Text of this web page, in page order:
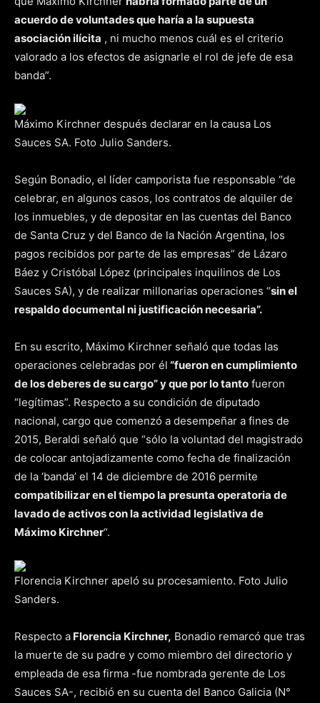
acuerdo de voluntades que haría a la supuesta
asociación ilícita , ni mucho menos cuál es el criterio
valorado a los efectos de asignarle el rol de jefe de esa
banda”.
Máximo Kirchner después declarar en la causa Los
Sauces SA. Foto Julio Sanders.
Según Bonadio, el líder camporista fue responsable “de
celebrar, en algunos casos, los contratos de alquiler de
los inmuebles, y de depositar en las cuentas del Banco
de Santa Cruz y del Banco de la Nación Argentina, los
pagos recibidos por parte de las empresas” de Lázaro
Báez y Cristóbal López (principales inquilinos de Los
Sauces SA), y de realizar millonarias operaciones “sin el
respaldo documental ni justificación necesaria”.
En su escrito, Máximo Kirchner señaló que todas las
operaciones celebradas por él “fueron en cumplimiento
de los deberes de su cargo” y que por lo tanto fueron
“legítimas”. Respecto a su condición de diputado
nacional, cargo que comenzó a desempeñar a fines de
2015, Beraldi señaló que “sólo la voluntad del magistrado
de colocar antojadizamente como fecha de finalización
de la ‘banda’ el 14 de diciembre de 2016 permite
compatibilizar en el tiempo la presunta operatoria de
lavado de activos con la actividad legislativa de
Máximo Kirchner“.
Florencia Kirchner apeló su procesamiento. Foto Julio
Sanders.
​Respecto a Florencia Kirchner, Bonadio remarcó que tras
la muerte de su padre y como miembro del directorio y
empleada de esa firma -fue nombrada gerente de Los
Sauces SA-, recibió en su cuenta del Banco Galicia (N°